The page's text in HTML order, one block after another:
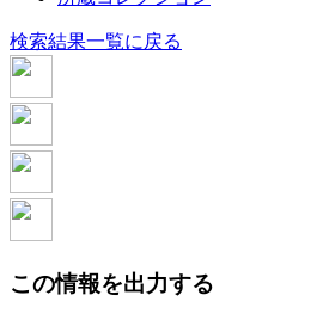
検索結果一覧に戻る
この情報を出力する